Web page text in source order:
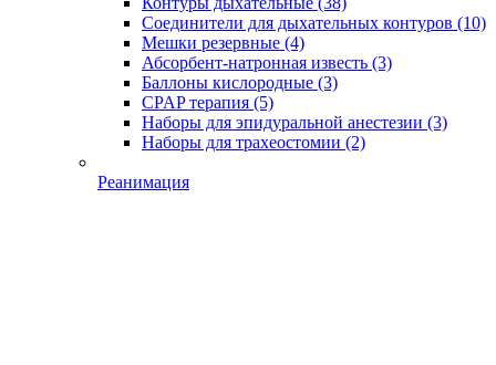
Соединители для дыхательных контуров (10)
Мешки резервные (4)
Абсорбент-натронная известь (3)
Баллоны кислородные (3)
CPAP терапия (5)
Наборы для эпидуральной анестезии (3)
Наборы для трахеостомии (2)
Реанимация